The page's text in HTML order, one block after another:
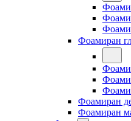
Фоамиран
Фоамиран
Фоамиран